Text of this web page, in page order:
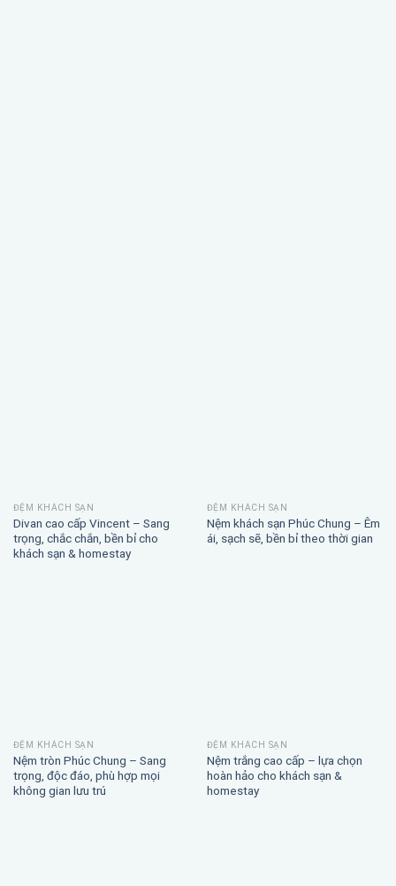
ĐỆM KHÁCH SẠN
Divan cao cấp Vincent – Sang
trọng, chắc chắn, bền bỉ cho
khách sạn & homestay
ĐỆM KHÁCH SẠN
Nệm khách sạn Phúc Chung – Êm
ái, sạch sẽ, bền bỉ theo thời gian
ĐỆM KHÁCH SẠN
Nệm tròn Phúc Chung – Sang
trọng, độc đáo, phù hợp mọi
không gian lưu trú
ĐỆM KHÁCH SẠN
Nệm trắng cao cấp – lựa chọn
hoàn hảo cho khách sạn &
homestay